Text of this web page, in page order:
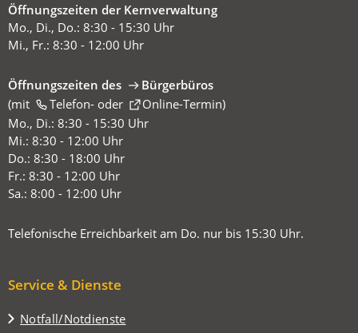
Öffnungszeiten der Kernverwaltung
Mo., Di., Do.: 8:30 - 15:30 Uhr
Mi., Fr.: 8:30 - 12:00 Uhr
Öffnungszeiten des
Bürgerbüros
(mit
Telefon-oder Online-Termin
(Öffnet
in
einem
neuen
Tab)
)
Mo., Di.: 8:30 - 15:30 Uhr
Mi.: 8:30 - 12:00 Uhr
Do.: 8:30 - 18:00 Uhr
Fr.: 8:30 - 12:00 Uhr
Sa.: 8:00 - 12:00 Uhr
Telefonische Erreichbarkeit am Do. nur bis 15:30 Uhr.
Service & Dienste
Notfall/Notdienste